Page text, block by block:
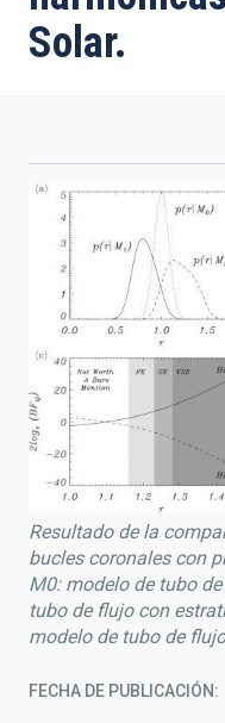
la
Solar.
Resultado de la
bucles coronales con
M0: modelo de tubo
tubo de flujo con
modelo de tubo de
FECHA DE PUBLICACIÓN